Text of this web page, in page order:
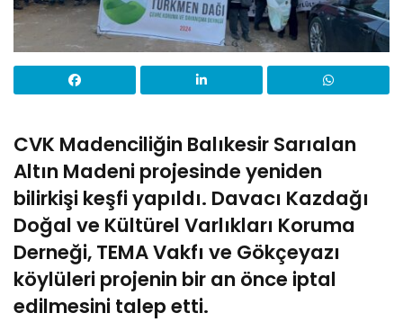
CVK Madenciliğin Balıkesir Sarıalan
Altın Madeni projesinde yeniden
bilirkişi keşfi yapıldı. Davacı Kazdağı
Doğal ve Kültürel Varlıkları Koruma
Derneği, TEMA Vakfı ve Gökçeyazı
köylüleri projenin bir an önce iptal
edilmesini talep etti.